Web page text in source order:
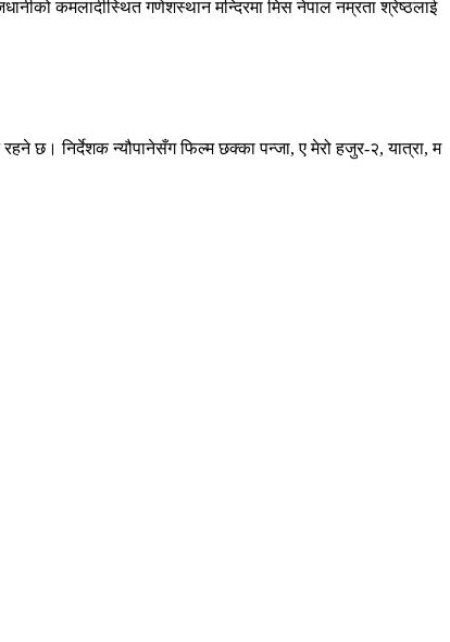
कमलादीस्थित गणेशस्थान मन्दिरमा मिस नेपाल नम्रता श्रेष्ठलाई
छ। निर्देशक न्यौपानेसँग फिल्म छक्का पन्जा, ए मेरो हजुर-२, यात्रा, म